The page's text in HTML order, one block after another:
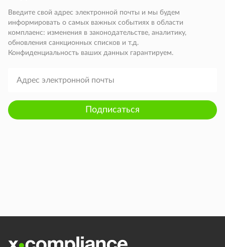
Введите свой адрес электронной почты и мы будем
информировать о самых важных событиях в области
комплаенс: изменения в законодательстве, аналитику,
обновления санкционных списков и т.д.
Конфиденциальность ваших данных гарантируем.
Подписаться